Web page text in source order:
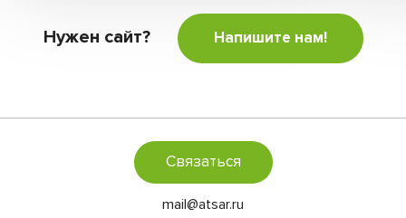
Нужен сайт? Напишите нам!
mail@atsar.ru
Связаться